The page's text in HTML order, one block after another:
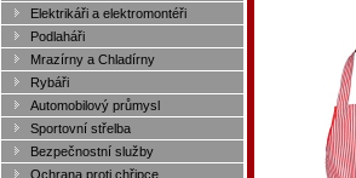
Elektrikáři a elektromontéři
Podlaháři
Mrazírny a Chladírny
Rybáři
Automobilový průmysl
Sportovní střelba
Bezpečnostní služby
Ochrana proti chřipce